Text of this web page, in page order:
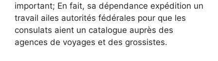
important; En fait, sa dépendance expédition un
travail ailes autorités fédérales pour que les
consulats aient un catalogue auprès des
agences de voyages et des grossistes.